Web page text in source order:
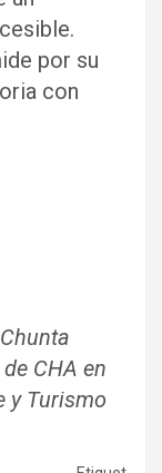
por su
con
CHA en
y Turismo